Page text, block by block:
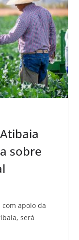
sobre
com apoio da
será